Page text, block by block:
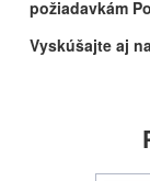
požiadavkám
Vyskúšajte aj